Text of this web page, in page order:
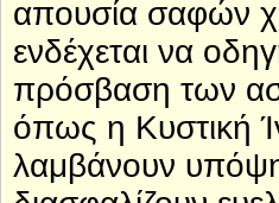
απουσία σαφών
ενδέχεται να
πρόσβαση των
όπως η Κυστική
λαμβάνουν υπόψη